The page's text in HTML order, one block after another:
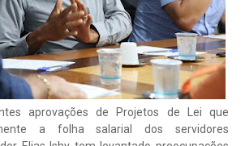
aprovações de Projetos de Lei que
a folha salarial dos servidores